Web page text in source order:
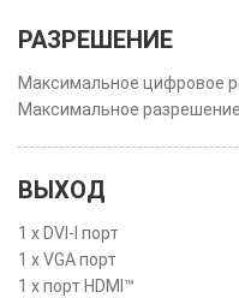
РАЗРЕШЕНИЕ
Максимальное цифровое
Максимальное
ВЫХОД
1 x DVI-I порт
1 x VGA порт
1 x порт HDMI™